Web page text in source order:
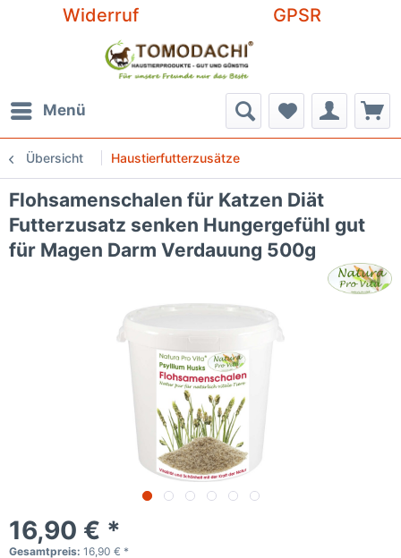
Widerruf GPSR
Menü
Übersicht Haustierfutterzusätze
Flohsamenschalen für Katzen Diät
Futterzusatz senken Hungergefühl gut
für Magen Darm Verdauung 500g
16,90 € *
Gesamtpreis: 16,90 € *